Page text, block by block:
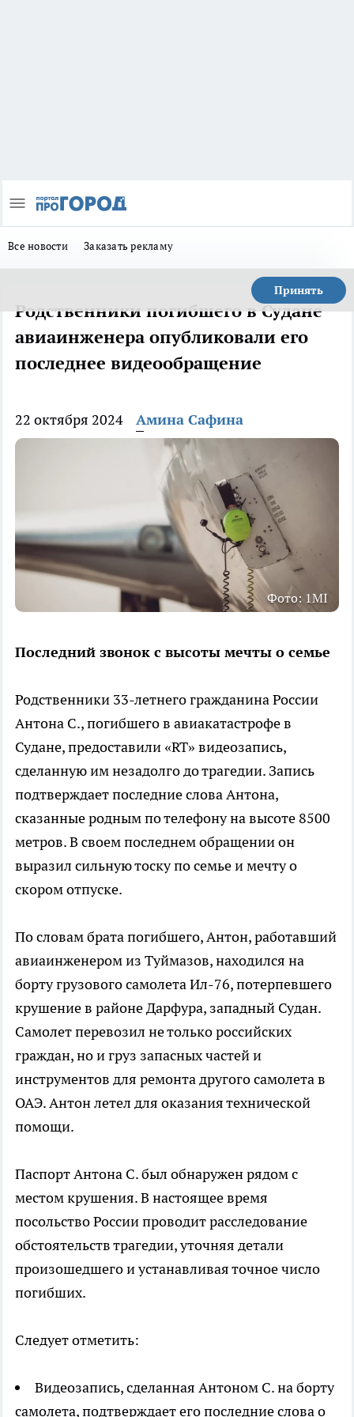
Все новости Заказать рекламу
Принять
Родственники погибшего в Судане
авиаинженера опубликовали его
последнее видеообращение
22 октября 2024 Амина Сафина
Фото: 1MI
Последний звонок с высоты мечты о семье
Родственники 33-летнего гражданина России
Антона С., погибшего в авиакатастрофе в
Судане, предоставили «RT» видеозапись,
сделанную им незадолго до трагедии. Запись
подтверждает последние слова Антона,
сказанные родным по телефону на высоте 8500
метров. В своем последнем обращении он
выразил сильную тоску по семье и мечту о
скором отпуске.
По словам брата погибшего, Антон, работавший
авиаинженером из Туймазов, находился на
борту грузового самолета Ил-76, потерпевшего
крушение в районе Дарфура, западный Судан.
Самолет перевозил не только российских
граждан, но и груз запасных частей и
инструментов для ремонта другого самолета в
ОАЭ. Антон летел для оказания технической
помощи.
Паспорт Антона С. был обнаружен рядом с
местом крушения. В настоящее время
посольство России проводит расследование
обстоятельств трагедии, уточняя детали
произошедшего и устанавливая точное число
погибших.
Следует отметить:
Видеозапись, сделанная Антоном С. на борту
самолета, подтверждает его последние слова о